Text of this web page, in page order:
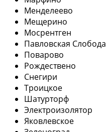
Менделеево
Мещерино
Мосрентген
Павловская Слобода
Поварово
Рождествено
Снегири
Троицкое
Шатурторф
Электроизолятор
Яковлевское